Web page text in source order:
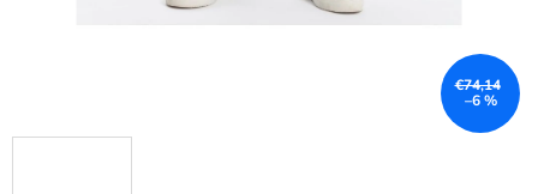
€74,14
–6 %